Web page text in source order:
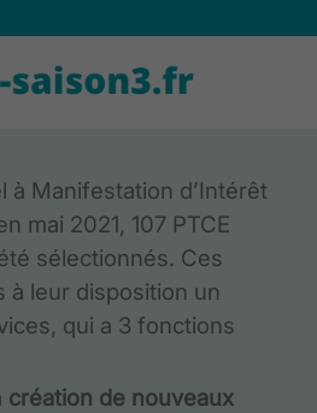
à Manifestation d’Intérêt
mai 2021, 107 PTCE
sélectionnés. Ces
à leur disposition un
qui a 3 fonctions
création de nouveaux